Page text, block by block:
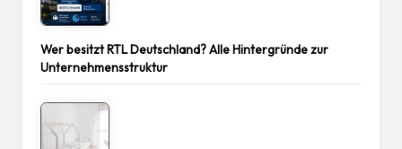
Wer besitzt RTL Deutschland? Alle Hintergründe zur
Unternehmensstruktur